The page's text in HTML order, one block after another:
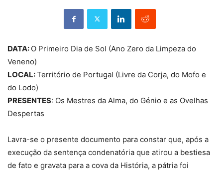
DATA: O Primeiro Dia de Sol (Ano Zero da Limpeza do
Veneno)
LOCAL:Território de Portugal (Livre da Corja, do Mofo e
do Lodo)
PRESENTES: Os Mestres da Alma, do Génio e as Ovelhas
Despertas
Lavra-se o presente documento para constar que, após a
execução da sentença condenatória que atirou a bestiesa
de fato e gravata para a cova da História, a pátria foi